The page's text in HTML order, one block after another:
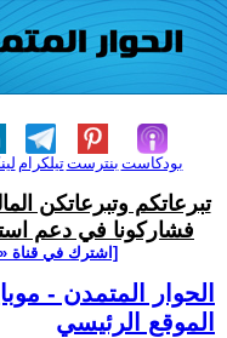
تيلكرامبنترست بودكاست
تبرعاتكم وتبرعاتكن
فشاركونا في دعم
[اشترك في قناة
الحوار المتمدن -
الموقع الرئيسي